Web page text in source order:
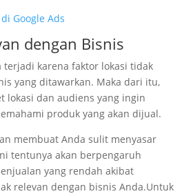
dengan Bisnis
terjadi karena faktor lokasi tidak
yang ditawarkan. Maka dari itu,
lokasi dan audiens yang ingin
produk yang akan dijual.
membuat Anda sulit menyasar
tentunya akan berpengaruh
yang rendah akibat
relevan dengan bisnis Anda.Untuk